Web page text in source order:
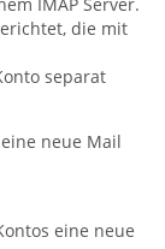
die mit
separat
neue Mail
eine neue